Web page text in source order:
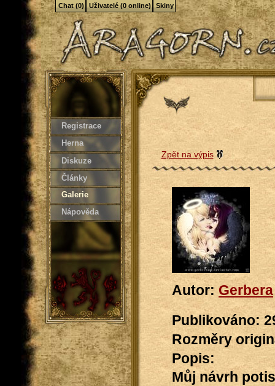
Registrace
Herna
Diskuze
Články
Galerie
Nápověda
Zpět na výpis
Autor: Gerbera
Publikováno:
Rozměry
Popis:
Můj návrh
Chat (0) Uživatelé (0 online) Skiny